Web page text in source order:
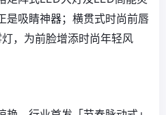
是吸睛神器；横贯式时尚前唇
，为前脸增添时尚年轻风